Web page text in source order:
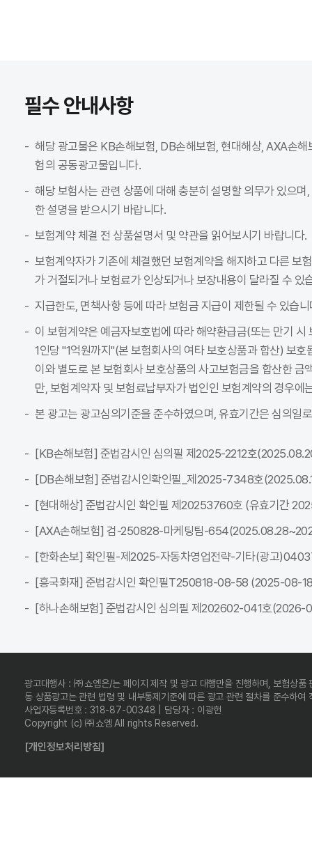
필수 안내사항
해당 광고물은 KB손해보험, DB손해보험, 현대해상, AXA손
험의 공동광고물입니다.
해당 보험사는 관련 상품에 대해 충분히 설명할 의무가 있으
한 설명을 받으시기 바랍니다.
보험계약 체결 전 상품설명서 및 약관을 읽어보시기 바랍니다.
보험계약자가 기존에 체결했던 보험계약을 해지하고 다른 보
가 거절되거나 보험료가 인상되거나 보장내용이 달라질 수 있
지급한도, 면책사항 등에 따라 보험금 지급이 제한될 수 있습니
이 보험계약은 예금자보호법에 따라 해약환급금(또는 만기
1인당 "1억원까지"(본 보험회사의 여타 보호상품과 합산) 보호
이와 별도로 본 보험회사 보호상품의 사고보험금을 합산한 금
만, 보험계약자 및 보험료납부자가 법인인 보험계약의 경우에
본 광고는 광고심의기준을 준수하였으며, 유효기간은 심의일
[KB손해보험] 준법감시인 심의필 제2025-2212호
[DB손해보험] 준법감시인확인필_제2025-7348호
[현대해상] 준법감시인 확인필 제20253760호 (유효기간
[AXA손해보험] 검-250828-마케팅팀-
[한화손보] 확인필-제2025-자동차영업전략-기타(광고
[흥국화재] 준법감시인 확인필T250818-08-58 (2025-08-
[하나손해보험] 준법감시인 심의필 제202602-041호
광고대행사 : ㈜쇼엠은/는 페이지 제작 및 광고 대행만을 진행하며, 보험상품
동 상품광고는 관련 법령 및 내부통제기준에 따른 광고 관련 절차를 준수하여
사업자등록번호 : 318-87-00348 | 담당자 : 이광헌
Copyright (c) ㈜쇼엠 All rights Reserved.
[개인정보처리방침]